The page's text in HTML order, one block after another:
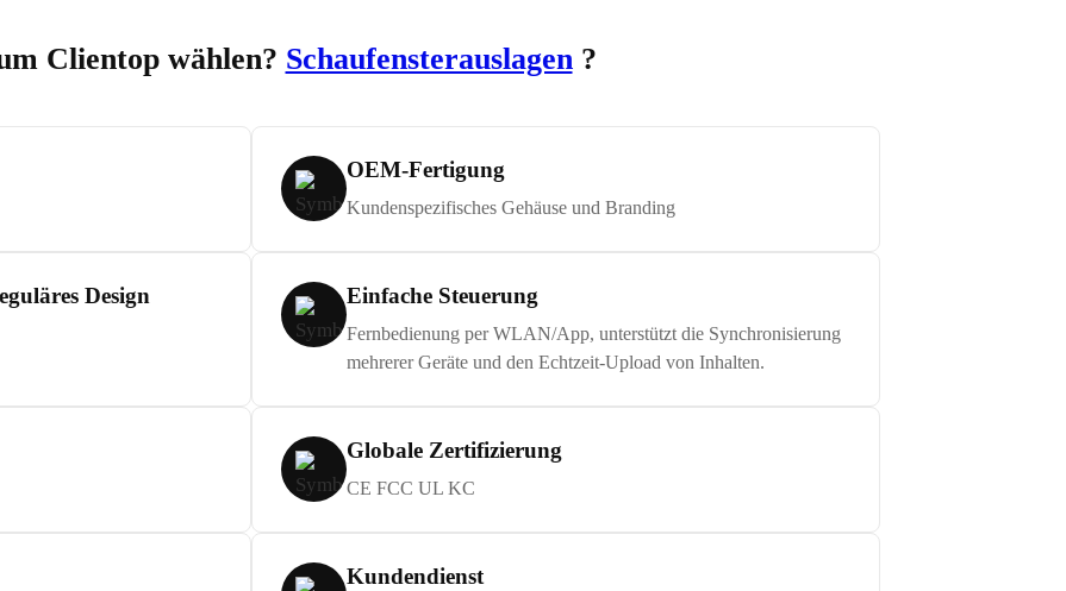
Clientop wählen? Schaufensterauslagen?
OEM-Fertigung
Kundenspezifisches Gehäuse und Branding
Design Einfache Steuerung
Fernbedienung per WLAN/App, unterstützt die Synchronisierung
mehrerer Geräte und den Echtzeit-Upload von Inhalten.
Globale Zertifizierung
CE FCC UL KC
Kundendienst